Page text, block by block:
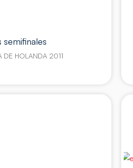
semifinales
DE HOLANDA 2011